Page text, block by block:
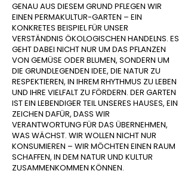
GENAU AUS DIESEM GRUND PFLEGEN WIR
EINEN PERMAKULTUR-GARTEN – EIN
KONKRETES BEISPIEL FÜR UNSER
VERSTÄNDNIS ÖKOLOGISCHEN HANDELNS. ES
GEHT DABEI NICHT NUR UM DAS PFLANZEN
VON GEMÜSE ODER BLUMEN, SONDERN UM
DIE GRUNDLEGENDEN IDEE, DIE NATUR ZU
RESPEKTIEREN, IN IHREM RHYTHMUS ZU LEBEN
UND IHRE VIELFALT ZU FÖRDERN. DER GARTEN
IST EIN LEBENDIGER TEIL UNSERES HAUSES, EIN
ZEICHEN DAFÜR, DASS WIR
VERANTWORTUNG FÜR DAS ÜBERNEHMEN,
WAS WÄCHST. WIR WOLLEN NICHT NUR
KONSUMIEREN – WIR MÖCHTEN EINEN RAUM
SCHAFFEN, IN DEM NATUR UND KULTUR
ZUSAMMENKOMMEN KÖNNEN.